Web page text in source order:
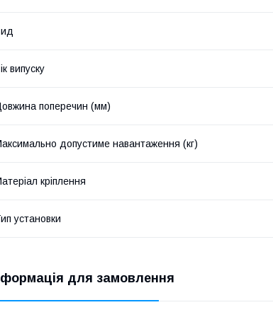
випуску
поперечин (мм)
допустиме навантаження (кг)
кріплення
установки
для замовлення